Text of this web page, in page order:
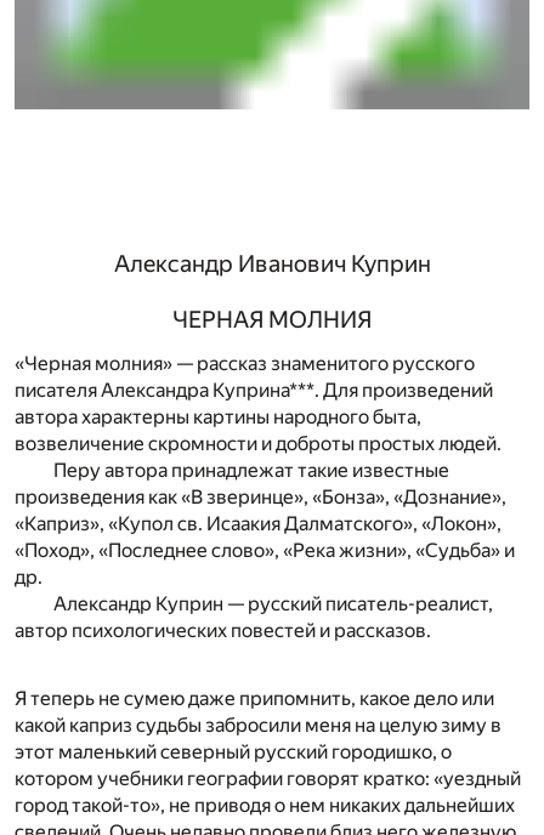
Александр Иванович Куприн
ЧЕРНАЯ МОЛНИЯ
«Черная молния» — рассказ знаменитого русского
писателя Александра Куприна***. Для произведений
автора характерны картины народного быта,
возвеличение скромности и доброты простых людей.
Перу автора принадлежат такие известные
произведения как «В зверинце», «Бонза», «Дознание»,
«Каприз», «Купол св. Исаакия Далматского», «Локон»,
«Поход», «Последнее слово», «Река жизни», «Судьба» и
др.
Александр Куприн — русский писатель-реалист,
автор психологических повестей и рассказов.
Я теперь не сумею даже припомнить, какое дело или
какой каприз судьбы забросили меня на целую зиму в
этот маленький северный русский городишко, о
котором учебники географии говорят кратко: «уездный
город такой-то», не приводя о нем никаких дальнейших